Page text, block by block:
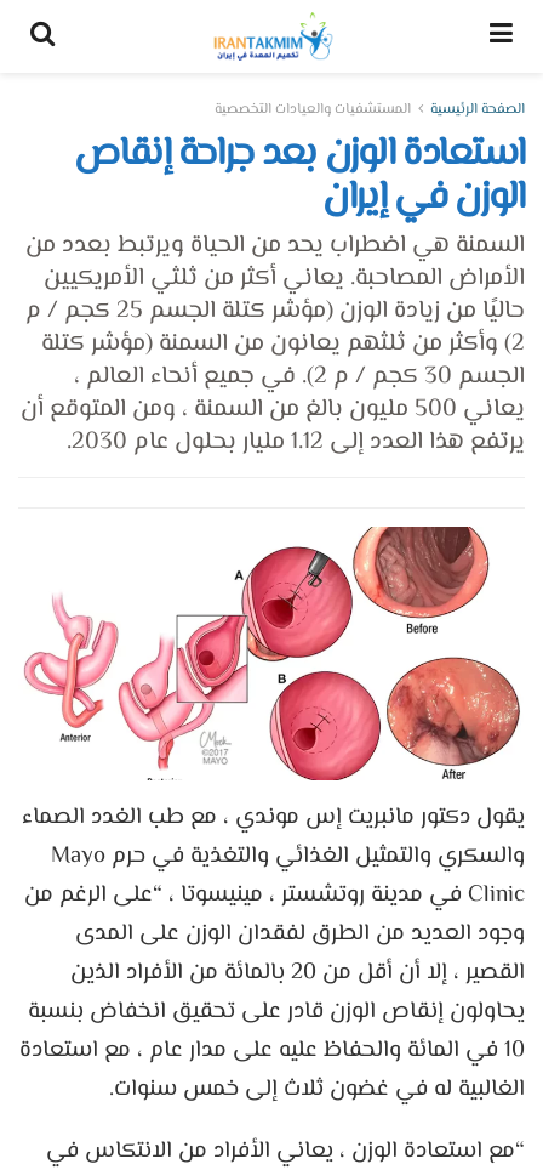
الصفحة الرئيسية المستشفيات والعيادات التخصصية
استعادة الوزن بعد جراحة إنقاص
الوزن في إيران
السمنة هي اضطراب يحد من الحياة ويرتبط بعدد من
الأمراض المصاحبة. يعاني أكثر من ثلثي الأمريكيين
حاليًا من زيادة الوزن (مؤشر كتلة الجسم 25 كجم / م
2) وأكثر من ثلثهم يعانون من السمنة (مؤشر كتلة
الجسم 30 كجم / م 2). في جميع أنحاء العالم ،
يعاني 500 مليون بالغ من السمنة ، ومن المتوقع أن
يرتفع هذا العدد إلى 1.12 مليار بحلول عام 2030.
يقول دكتور مانبريت إس موندي ، مع طب الغدد الصماء
والسكري والتمثيل الغذائي والتغذية في حرم Mayo
Clinic في مدينة روتشستر ، مينيسوتا ، “على الرغم من
وجود العديد من الطرق لفقدان الوزن على المدى
القصير ، إلا أن أقل من 20 بالمائة من الأفراد الذين
يحاولون إنقاص الوزن قادر على تحقيق انخفاض بنسبة
10 في المائة والحفاظ عليه على مدار عام ، مع استعادة
الغالبية له في غضون ثلاث إلى خمس سنوات.
“مع استعادة الوزن ، يعاني الأفراد من الانتكاس في